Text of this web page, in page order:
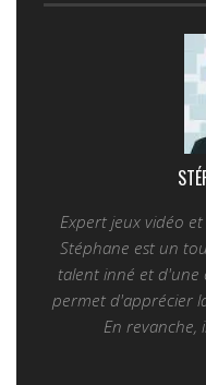
Expert jeux vidéo
Stéphane est un
talent inné et
permet d'apprécier
En revanche,